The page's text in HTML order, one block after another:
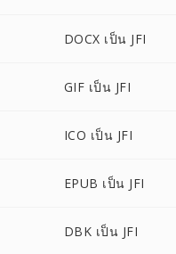
DOCX เป็น JFI
GIF เป็น JFI
ICO เป็น JFI
EPUB เป็น JFI
DBK เป็น JFI